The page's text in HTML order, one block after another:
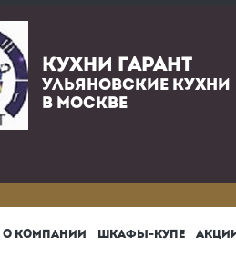
КУХНИ ГАРАНТ
УЛЬЯНОВСКИЕ КУХНИ
В МОСКВЕ
О КОМПАНИИ ШКАФЫ-КУПЕ